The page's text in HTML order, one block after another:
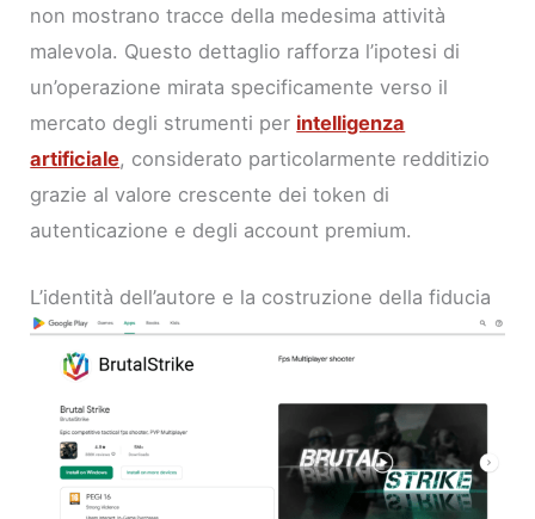
non mostrano tracce della medesima attività
malevola. Questo dettaglio rafforza l’ipotesi di
un’operazione mirata specificamente verso il
mercato degli strumenti per intelligenza
artificiale, considerato particolarmente redditizio
grazie al valore crescente dei token di
autenticazione e degli account premium.
L’identità dell’autore e la costruzione della fiducia